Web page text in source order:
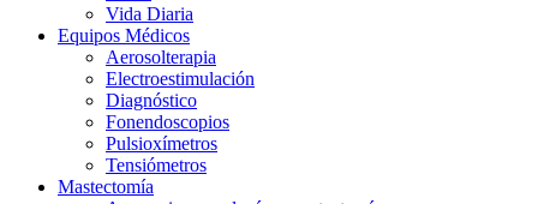
Vida Diaria
Equipos Médicos
Aerosolterapia
Electroestimulación
Diagnóstico
Fonendoscopios
Pulsioxímetros
Tensiómetros
Mastectomía